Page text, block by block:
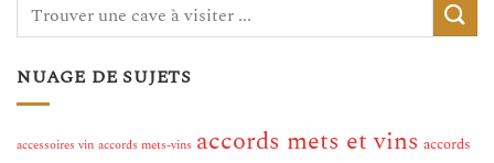
NUAGE DE SUJETS
accessoires vin accords mets-vins accords mets et vins accords